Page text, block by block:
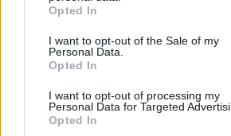
use your data for below specified
consent section.
Opted In
I want to opt-out of the Sale of my
Personal Data.
Opted In
I want to opt-out of processing my
Personal Data for Targeted
Opted In